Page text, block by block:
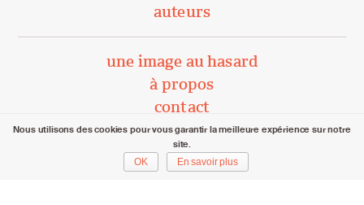
auteurs
une image au hasard
à propos
contact
unephotoparjour.ch/ 2015 – 2026
Tous droits réservés aux auteurs respectifs.
Nous utilisons des cookies pour vous garantir la meilleure expérience sur notre
site.
OK
En savoir plus